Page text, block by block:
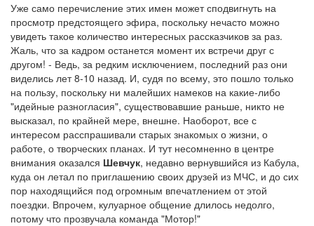
Уже само перечисление этих имен может сподвигнуть на
просмотр предстоящего эфира, поскольку нечасто можно
увидеть такое количество интересных рассказчиков за раз.
Жаль, что за кадром останется момент их встречи друг с
другом! - Ведь, за редким исключением, последний раз они
виделись лет 8-10 назад. И, судя по всему, это пошло только
на пользу, поскольку ни малейших намеков на какие-либо
"идейные разногласия", существовавшие раньше, никто не
высказал, по крайней мере, внешне. Наоборот, все с
интересом расспрашивали старых знакомых о жизни, о
работе, о творческих планах. И тут несомненно в центре
внимания оказался Шевчук, недавно вернувшийся из Кабула,
куда он летал по приглашению своих друзей из МЧС, и до сих
пор находящийся под огромным впечатлением от этой
поездки. Впрочем, кулуарное общение длилось недолго,
потому что прозвучала команда "Мотор!"